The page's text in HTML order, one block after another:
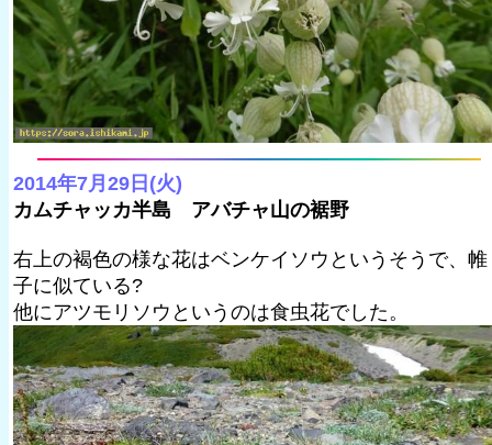
2014年7月29日(火)
カムチャッカ半島 アバチャ山の裾野
右上の褐色の様な花はベンケイソウというそうで、帷
子に似ている?
他にアツモリソウというのは食虫花でした。